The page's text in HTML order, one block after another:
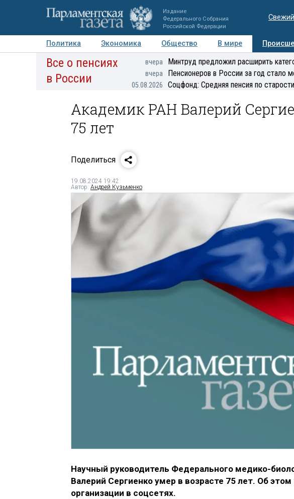
Издание
Федерального Собрания
Российской Федерации
Политика Экономика Общество В мире
Авторы Персоны Мнения Регионы Медиацентр
Все о пенсиях
в России
вчера Минтруд предложил расширить
вчера Пенсионеров в России за год стало
05.08.2026 Соцфонд: Средняя пенсия по
Академик РАН Валерий
75 лет
Поделиться
19.08.2024 19:42
Автор: Андрей Кузьменко
Научный руководитель Федерального медико-
Валерий Сергиенко умер в возрасте 75 лет. Об
организации в соцсетях.